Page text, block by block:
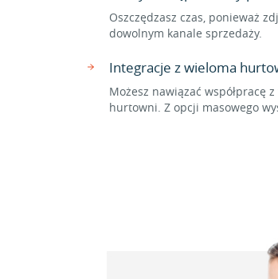
Oszczędzasz czas, ponieważ
dowolnym kanale sprzedaży.
Integracje z wieloma
Możesz nawiązać współpracę
hurtowni. Z opcji masowego